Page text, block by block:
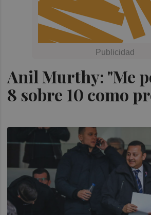
Anil Murthy: "Me
8 sobre 10 como